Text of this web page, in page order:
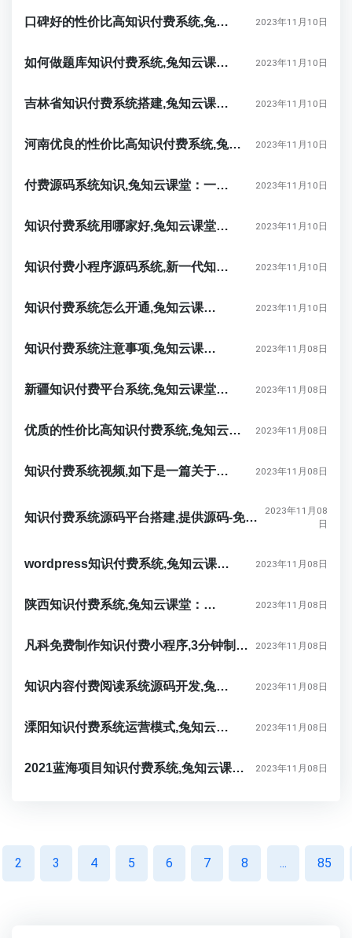
口碑好的性价比高知识付费系统,兔知云课堂：让知识付费更灵活更自由 2023年11月10日
如何做题库知识付费系统,兔知云课堂：开创个人定制化知识付费新时代 2023年11月10日
吉林省知识付费系统搭建,兔知云课堂：开启您个性化的学习之旅 2023年11月10日
河南优良的性价比高知识付费系统,兔知云课堂：打造个性化知识付费平台 2023年11月10日
付费源码系统知识,兔知云课堂：一站式知识付费系统的完美解决方案 2023年11月10日
知识付费系统用哪家好,兔知云课堂：你的专属知识付费平台 2023年11月10日
知识付费小程序源码系统,新一代知识付费神器——兔知云课堂 2023年11月10日
知识付费系统怎么开通,兔知云课堂：创新的知识付费系统 2023年11月10日
知识付费系统注意事项,兔知云课堂：保险领域的智慧启蒙 2023年11月08日
新疆知识付费平台系统,兔知云课堂：开启知识付费的创新时代 2023年11月08日
优质的性价比高知识付费系统,兔知云课堂：满足精神需求的知识付费系统 2023年11月08日
知识付费系统视频,如下是一篇关于兔知云课堂的创新性介绍文章： 2023年11月08日
知识付费系统源码平台搭建,提供源码-免费部署-售后无忧,兔知云课堂：清晰聚焦个性化学习的新选择
2023年11月08
日
wordpress知识付费系统,兔知云课堂：开创自主部署的知识付费新模式 2023年11月08日
陕西知识付费系统,兔知云课堂：改变学习方式的全新途径 2023年11月08日
凡科免费制作知识付费小程序,3分钟制作微信小程序,兔知云课堂：开启你的知识付费之旅 2023年11月08日
知识内容付费阅读系统源码开发,兔知云课堂：开启知识分享的新时代 2023年11月08日
溧阳知识付费系统运营模式,兔知云课堂：开启你的知识付费之旅 2023年11月08日
2021蓝海项目知识付费系统,兔知云课堂：踏上创新之路，实现财务自由的通途 2023年11月08日
2 3 4 5 6 7 8 ... 85